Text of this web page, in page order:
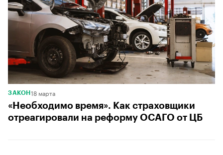
ЗАКОН 18 марта
«Необходимо время». Как страховщики
отреагировали на реформу ОСАГО от ЦБ